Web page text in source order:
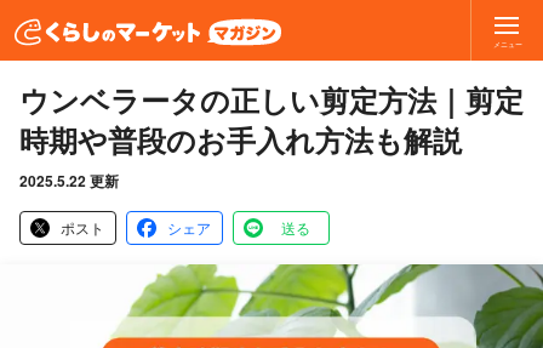
メニュー
ウンベラータの正しい剪定方法｜剪定
時期や普段のお手入れ方法も解説
2025.5.22 更新
ポスト シェア 送る